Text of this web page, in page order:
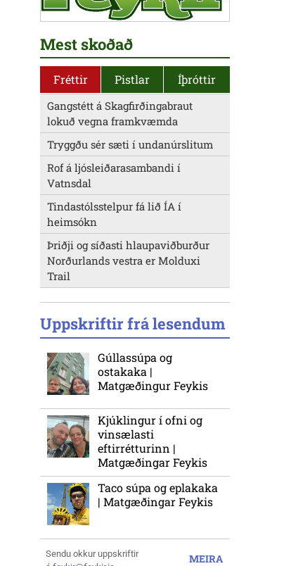
Mest skoðað
Fréttir Pistlar Íþróttir
Gangstétt á Skagfirðingabraut
lokuð vegna framkvæmda
Tryggðu sér sæti í undanúrslitum
Rof á ljósleiðarasambandi í
Vatnsdal
Tindastólsstelpur fá lið ÍA í
heimsókn
Þriðji og síðasti hlaupaviðburður
Norðurlands vestra er Molduxi
Trail
Uppskriftir frá lesendum
Gúllassúpa og
ostakaka |
Matgæðingur Feykis
Kjúklingur í ofni og
vinsælasti
eftirrétturinn |
Matgæðingar Feykis
Taco súpa og eplakaka
| Matgæðingar Feykis
MEIRA
Sendu okkur uppskriftir